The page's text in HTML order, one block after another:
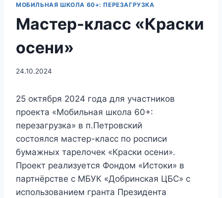
МОБИЛЬНАЯ ШКОЛА 60+: ПЕРЕЗАГРУЗКА
Мастер-класс «Краски
осени»
24.10.2024
25 октября 2024 года для участников
проекта «Мобильная школа 60+:
перезагрузка» в п.Петровский
состоялся мастер-класс по росписи
бумажных тарелочек «Краски осени».
Проект реализуется Фондом «Истоки» в
партнёрстве с МБУК «Добринская ЦБС» с
использованием гранта Президента